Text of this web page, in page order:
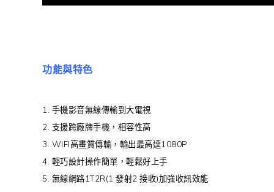
功能與特色
1. 手機影音無線傳輸到大電視
2. 支援跨廠牌手機，相容性高
3. WIFI高畫質傳輸，輸出最高達1080P
4. 輕巧設計操作簡單，輕鬆好上手
5. 無線網路1T2R(1 發射2 接收)加強收訊效能